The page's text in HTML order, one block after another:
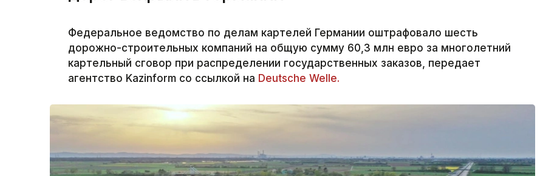
Федеральное ведомство по делам картелей Германии оштрафовало шесть
дорожно-строительных компаний на общую сумму 60,3 млн евро за многолетний
картельный сговор при распределении государственных заказов, передает
агентство Kazinform со ссылкой на Deutsche Welle.